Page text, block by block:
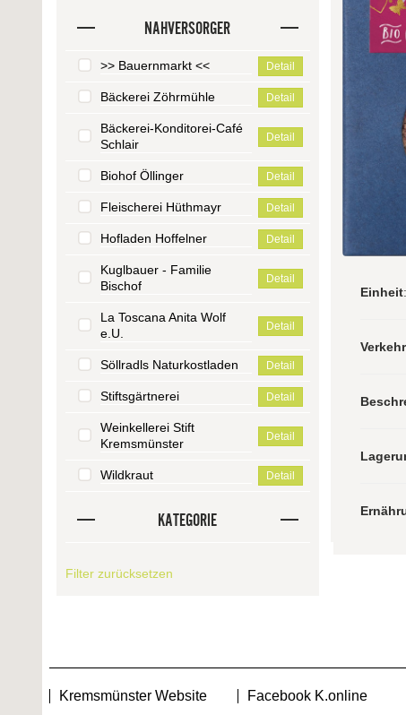
NAHVERSORGER
>> Bauernmarkt << Detail
Bäckerei Zöhrmühle Detail
Bäckerei-Konditorei-Café
Schlair
Detail
Biohof Öllinger Detail
Fleischerei Hüthmayr Detail
Hofladen Hoffelner Detail
Kuglbauer - Familie
Bischof
Detail
La Toscana Anita Wolf
e.U.
Detail
Söllradls Naturkostladen Detail
Stiftsgärtnerei Detail
Weinkellerei Stift
Kremsmünster
Detail
Wildkraut Detail
KATEGORIE
Filter zurücksetzen
Einheit
Kremsmünster Website Facebook K.online